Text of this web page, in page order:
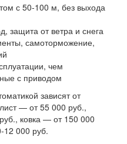
с 50-100 м, без выхода
защита от ветра и снега
самоторможение,
чем
с приводом
зависят от
— от 55 000 руб.,
ковка — от 150 000
000 руб.